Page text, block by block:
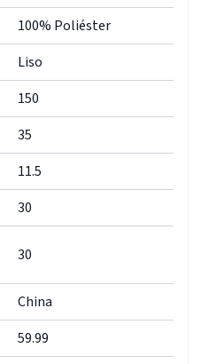
100% Poliéster
Liso
150
35
11.5
30
30
China
59.99